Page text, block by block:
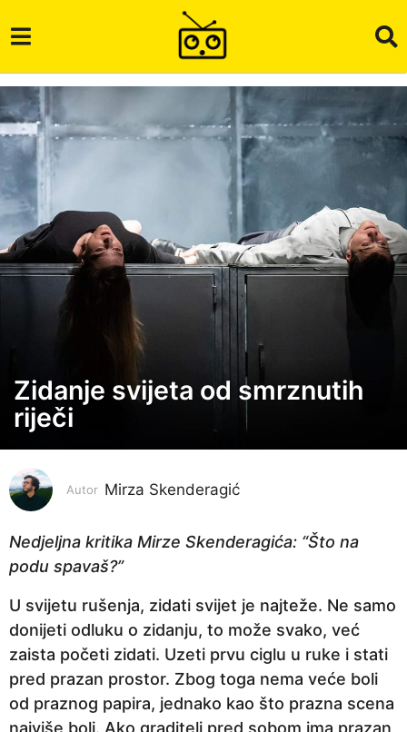
4
g
i
n
e
p
i
j
e
4
g
Zidanje svijeta od smrznutih
riječi
Autor Mirza Skenderagić
Nedjeljna kritika Mirze Skenderagića: “Što na
podu spavaš?”
U svijetu rušenja, zidati svijet je najteže. Ne samo
donijeti odluku o zidanju, to može svako, već
zaista početi zidati. Uzeti prvu ciglu u ruke i stati
pred prazan prostor. Zbog toga nema veće boli
od praznog papira, jednako kao što prazna scena
najviše boli. Ako graditelj pred sobom ima prazan